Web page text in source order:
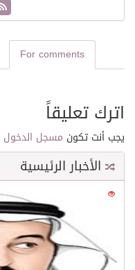
For comments
اترك تعليقاً
يجب أنت تكون مسجل الدخول
الأخبار الرئيسية
21616